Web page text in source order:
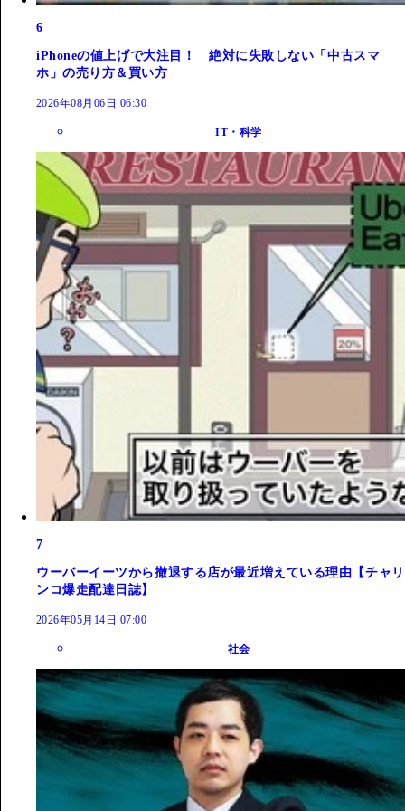
6
iPhoneの値上げで大注目！ 絶対に失敗しない「中古スマ
ホ」の売り方＆買い方
2026年08月06日 06:30
IT・科学
7
ウーバーイーツから撤退する店が最近増えている理由【チャリ
ンコ爆走配達日誌】
2026年05月14日 07:00
社会